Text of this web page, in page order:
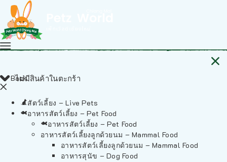
ไม่มีสินค้าในตะกร้า
Back
สัตว์เลี้ยง – Live Pets
อาหารสัตว์เลี้ยง – Pet Food
อาหารสัตว์เลี้ยง – Pet Food
อาหารสัตว์เลี้ยงลูกด้วยนม – Mammal Food
อาหารสัตว์เลี้ยงลูกด้วยนม – Mammal Food
อาหารสุนัข – Dog Food